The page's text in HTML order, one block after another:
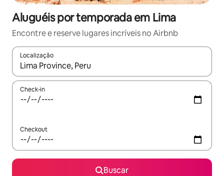
Aluguéis por temporada em Lima
Encontre e reserve lugares incríveis no Airbnb
Localização
Quando os resultados estiverem disponíveis, explore-os
Check-in
Checkout
Buscar